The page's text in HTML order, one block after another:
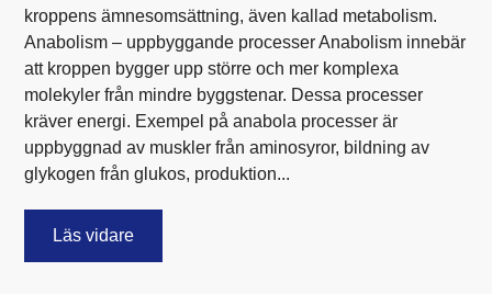
kroppens ämnesomsättning, även kallad metabolism.
Anabolism – uppbyggande processer Anabolism innebär
att kroppen bygger upp större och mer komplexa
molekyler från mindre byggstenar. Dessa processer
kräver energi. Exempel på anabola processer är
uppbyggnad av muskler från aminosyror, bildning av
glykogen från glukos, produktion...
Läs vidare